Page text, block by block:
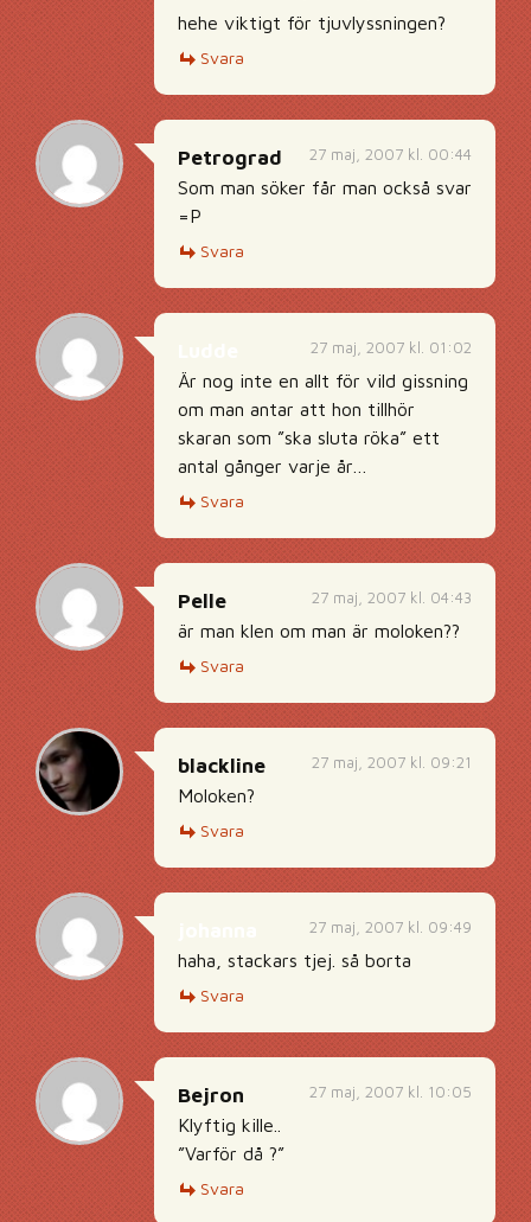
hehe viktigt för tjuvlyssningen?
Svara
27 maj, 2007 kl. 00:44
Petrograd
Som man söker får man också svar
=P
Svara
27 maj, 2007 kl. 01:02
Är nog inte en allt för vild gissning
om man antar att hon tillhör
skaran som ”ska sluta röka” ett
antal gånger varje år…
Svara
27 maj, 2007 kl. 04:43
Pelle
är man klen om man är moloken??
Svara
27 maj, 2007 kl. 09:21
blackline
Moloken?
Svara
27 maj, 2007 kl. 09:49
haha, stackars tjej. så borta
Svara
27 maj, 2007 kl. 10:05
Bejron
Klyftig kille..
”Varför då ?”
Svara